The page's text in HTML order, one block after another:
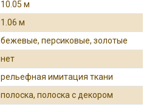
10.05 м
1.06 м
бежевые, персиковые, золотые
нет
рельефная имитация ткани
полоска, полоска с декором